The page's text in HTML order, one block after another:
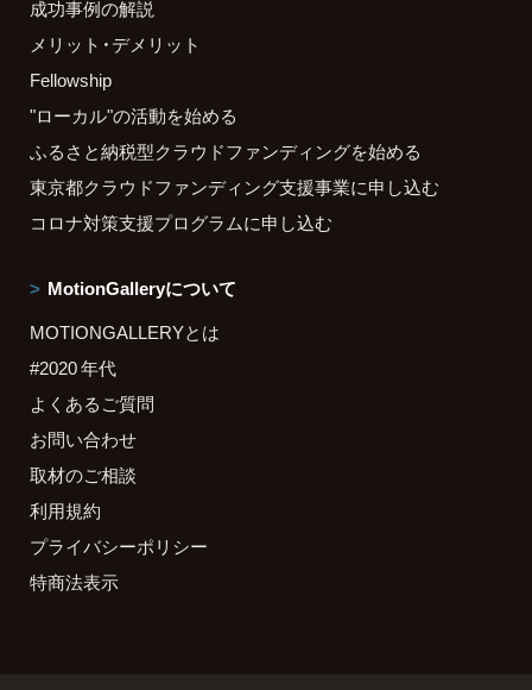
成功事例の解説
メリット・デメリット
Fellowship
"ローカル"の活動を始める
ふるさと納税型クラウドファンディングを始める
東京都クラウドファンディング支援事業に申し込む
コロナ対策支援プログラムに申し込む
MotionGalleryについて
MOTIONGALLERYとは
#2020 年代
よくあるご質問
お問い合わせ
取材のご相談
利用規約
プライバシーポリシー
特商法表示